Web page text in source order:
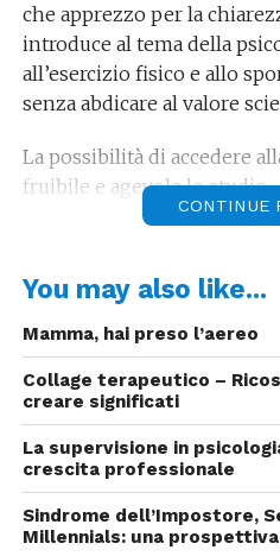
che apprezzo per la
introduce al tema della
all’esercizio fisico e allo
senza abdicare al valore
La possibilità di accedere
fruibile e agevole lo studio.
CONTINUE
You may also like...
Mamma, hai preso l’aereo
Collage terapeutico –
creare significati
La supervisione in
crescita professionale
Sindrome dell’Impostore,
Millennials: una